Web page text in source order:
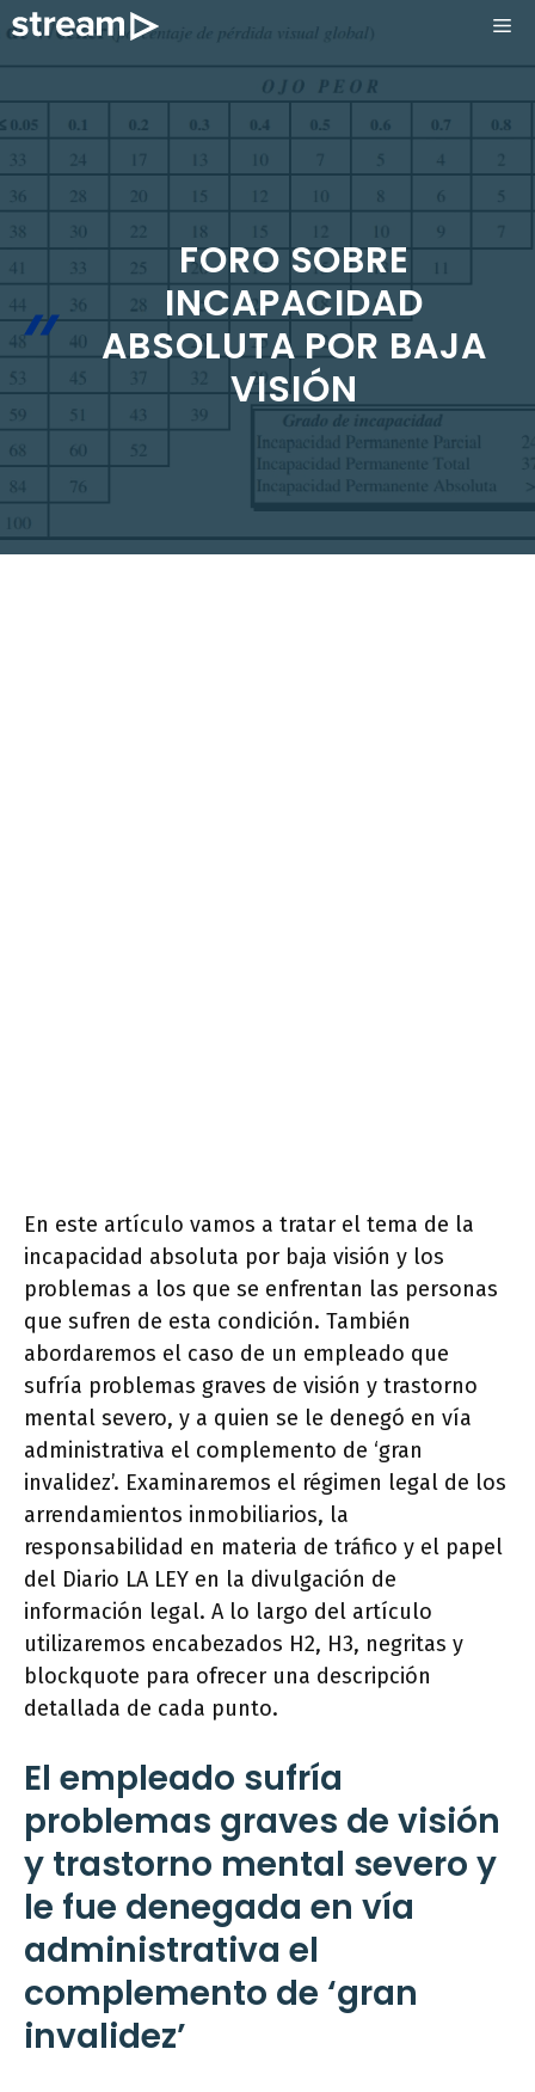
Saltar
al
FORO SOBRE
INCAPACIDAD
ABSOLUTA POR BAJA
VISIÓN
En este artículo vamos a tratar el tema de la
incapacidad absoluta por baja visión y los
problemas a los que se enfrentan las personas
que sufren de esta condición. También
abordaremos el caso de un empleado que
sufría problemas graves de visión y trastorno
mental severo, y a quien se le denegó en vía
administrativa el complemento de ‘gran
invalidez’. Examinaremos el régimen legal de los
arrendamientos inmobiliarios, la
responsabilidad en materia de tráfico y el papel
del Diario LA LEY en la divulgación de
información legal. A lo largo del artículo
utilizaremos encabezados H2, H3, negritas y
blockquote para ofrecer una descripción
detallada de cada punto.
El empleado sufría
problemas graves de visión
y trastorno mental severo y
le fue denegada en vía
administrativa el
complemento de ‘gran
invalidez’